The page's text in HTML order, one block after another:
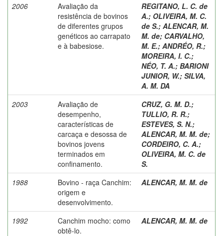
2006
Avaliação da
resistência de bovinos
de diferentes grupos
genéticos ao carrapato
e à babesiose.
REGITANO, L. C. de
A.; OLIVEIRA, M. C.
de S.; ALENCAR, M.
M. de; CARVALHO,
M. E.; ANDRÉO, R.;
MOREIRA, I. C.;
NÉO, T. A.; BARIONI
JUNIOR, W.; SILVA,
A. M. DA
2003
Avaliação de
desempenho,
características de
carcaça e desossa de
bovinos jovens
terminados em
confinamento.
CRUZ, G. M. D.;
TULLIO, R. R.;
ESTEVES, S. N.;
ALENCAR, M. M. de;
CORDEIRO, C. A.;
OLIVEIRA, M. C. de
S.
1988
Bovino - raça Canchim:
origem e
desenvolvimento.
ALENCAR, M. M. de
1992
Canchim mocho: como
obtê-lo.
ALENCAR, M. M. de